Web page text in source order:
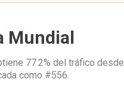
Mundial
77.2% del tráfico desde
como #556.